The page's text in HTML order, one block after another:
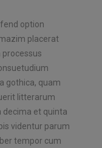
option
placerat
gothica, quam
litterarum
et quinta
videntur parum
tempor cum